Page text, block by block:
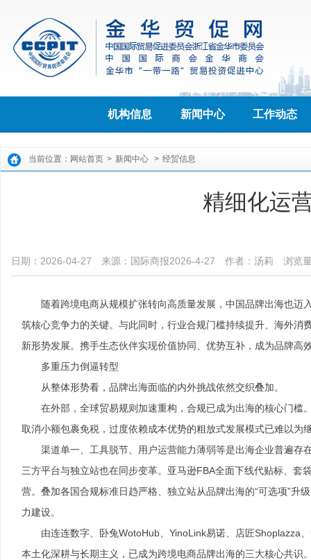
机构信息 新闻中心 工作动态
当前位置： 网站首页 > 新闻中心 > 经贸信息
精细化运
日期：2026-04-27 来源：国际商报2026-4-27 作者：​汤莉 浏览
随着跨境电商从规模扩张转向高质量发展，中国品牌出海也
筑核心竞争力的关键。与此同时，行业合规门槛持续提升、海外
新形势发展。携手生态伙伴实现价值协同、优势互补，成为品牌
多重压力倒逼转型
从整体形势看，品牌出海面临的内外挑战依然交织叠加。
在外部，全球贸易规则加速重构，合规已成为出海的核心门
取消小额包裹免税，过度依赖成本优势的粗放式发展模式已难以
渠道单一、工具脱节、用户运营能力薄弱等是出海企业普遍
三方平台与独立站也在同步变革。亚马逊FBA全面下线代贴标、
营。叠加各国合规标准日趋严格、独立站从品牌出海的“可选项”升
力建设。
由连连数字、卧兔WotoHub、YinoLink易诺、店匠Shoplazza
本土化深耕与长期主义，已成为跨境电商品牌出海的三大核心共识